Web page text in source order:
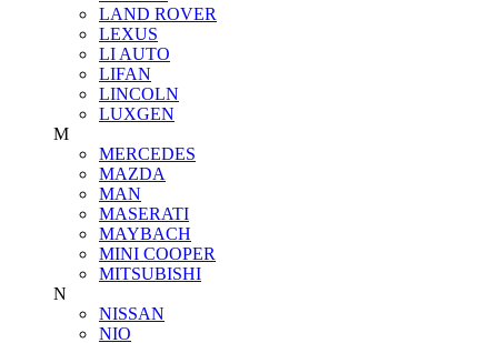
LAND ROVER
LEXUS
LI AUTO
LIFAN
LINCOLN
LUXGEN
M
MERCEDES
MAZDA
MAN
MASERATI
MAYBACH
MINI COOPER
MITSUBISHI
N
NISSAN
NIO